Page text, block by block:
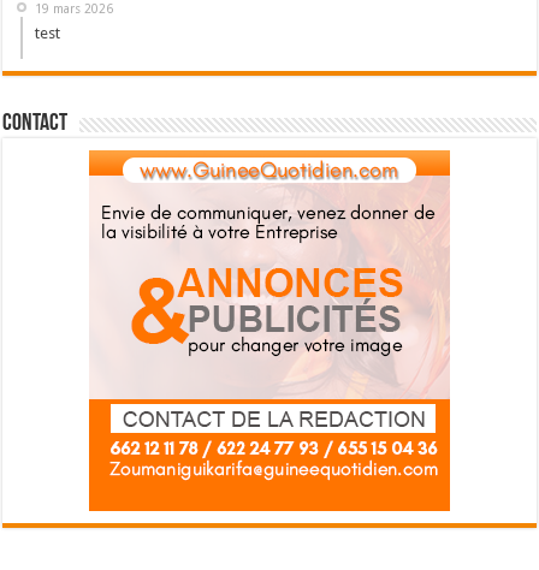
19 mars 2026
test
Contact